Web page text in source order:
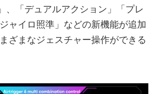
」、「デュアルアクション」「プレ
ャイロ照準」などの新機能が追加
ざまなジェスチャー操作ができる